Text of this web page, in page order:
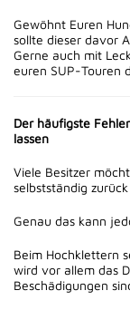
Gewöhnt Euren
sollte dieser davor
Gerne auch mit
euren SUP-Touren
Der häufigste
lassen
Viele Besitzer
selbstständig
Genau das kann
Beim Hochklettern
wird vor allem das
Beschädigungen